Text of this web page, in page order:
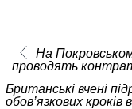
На
проводять
Британські вчені
обов’язкових кроків